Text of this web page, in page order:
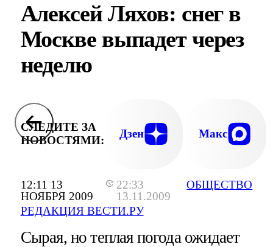
12:11 13
НОЯБРЯ 2009
22:33
13.11.2009
РЕДАКЦИЯ ВЕСТИ.РУ
ОБЩЕСТВО
Алексей Ляхов: снег в
Москве выпадет через
неделю
СЛЕДИТЕ ЗА
НОВОСТЯМИ:
Дзен Макс
Сырая, но теплая погода ожидает